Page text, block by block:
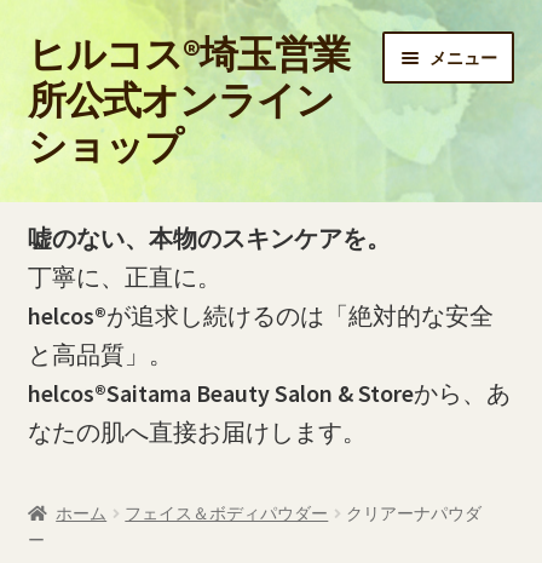
ナ
ビ
ゲ
ー
シ
ン
へ
ス
キ
ッ
コ
ン
テ
ン
ツ
ス
キ
ッ
プ
ヒルコス®埼玉営業
所公式オンライン
ショップ
メニュー
ホーム
PayPay銀行の口座開設およびお振込方法について
PayPay銀行の振込明細（PDF）をダウンロードする方法
お問い合わせ
ご利用ガイド
嘘のない、本物のスキンケアを。
丁寧に、正直に。
helcos®が追求し続けるのは「絶対的な安全
と高品質」。
helcos®Saitama Beauty Salon & Storeから、あ
なたの肌へ直接お届けします。
ホーム フェイス＆ボディパウダー
クリアーナパウダ
ー